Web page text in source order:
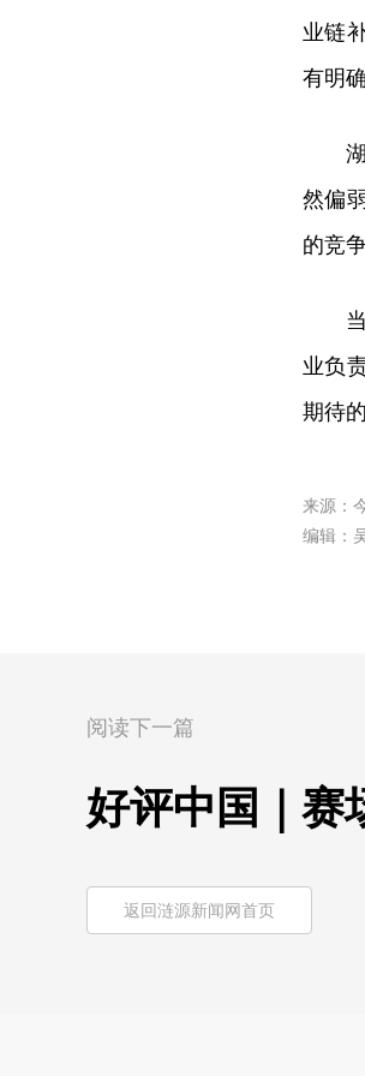
业链
有明
然偏
的竞
业负
期待
来源：
编辑：
阅读下一篇
好评中国｜赛
返回涟源新闻网首页